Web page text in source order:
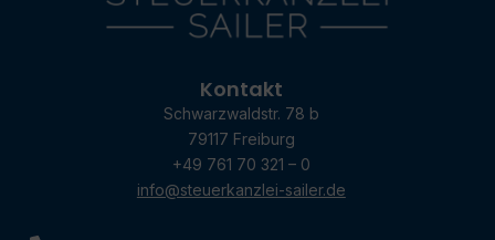
Kontakt
Schwarzwaldstr. 78 b
79117 Freiburg
+49 761 70 321 – 0
info@steuerkanzlei-sailer.de